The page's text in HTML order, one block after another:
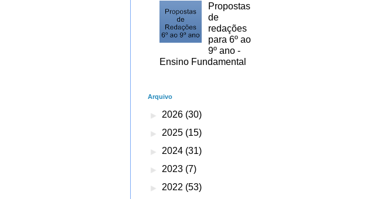
Propostas
de
redações
para 6º ao
9º ano -
Ensino Fundamental
Arquivo
► 2026 (30)
► 2025 (15)
► 2024 (31)
► 2023 (7)
► 2022 (53)